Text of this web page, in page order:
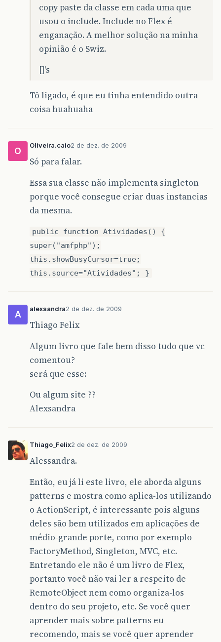
copy paste da classe em cada uma que
usou o include. Include no Flex é
enganação. A melhor solução na minha
opinião é o Swiz.
[]'s
Tô ligado, é que eu tinha entendido outra
coisa huahuaha
O
Oliveira.caio2 de dez. de 2009
Só para falar.
Essa sua classe não implementa singleton
porque você consegue criar duas instancias
da mesma.
public function Atividades() {
super("amfphp");
this.showBusyCursor=true;
this.source="Atividades"; }
A
alexsandra2 de dez. de 2009
Thiago Felix
Algum livro que fale bem disso tudo que vc
comentou?
será que esse:
Ou algum site ??
Alexsandra
Thiago_Felix2 de dez. de 2009
Alessandra.
Então, eu já li este livro, ele aborda alguns
patterns e mostra como aplica-los utilizando
o ActionScript, é interessante pois alguns
deles são bem utilizados em aplicações de
médio-grande porte, como por exemplo
FactoryMethod, Singleton, MVC, etc.
Entretando ele não é um livro de Flex,
portanto você não vai ler a respeito de
RemoteObject nem como organiza-los
dentro do seu projeto, etc. Se você quer
aprender mais sobre patterns eu
recomendo, mais se você quer aprender